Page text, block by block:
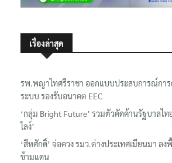
เรื่องล่าสุด
รพ.พญาไทศรีราชา ออกแบบประสบการณ์กา
ระบบ รองรับอนาคต EEC
‘กลุ่ม Bright Future’ รวมตัวคัดค้านรัฐบาลไ
ไลง์’
‘สีหศักดิ์’ จ่อควง รมว.ต่างประเทศเมียนมา
ข้ามแดน